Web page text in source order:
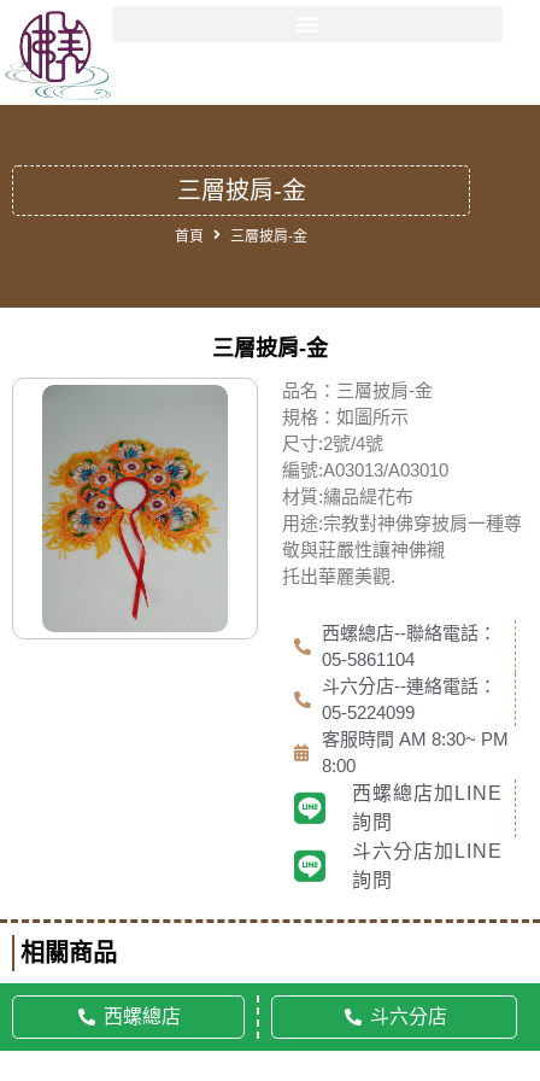
三層披肩-金
首頁 三層披肩-金
三層披肩-金
品名：三層披肩-金
規格：如圖所示
尺寸:2號/4號
編號:A03013/A03010
材質:繡品緹花布
用途:宗教對神佛穿披肩一種尊
敬與莊嚴性讓神佛襯
托出華麗美觀.
西螺總店--聯絡電話：
05-5861104
斗六分店--連絡電話：
05-5224099
客服時間 AM 8:30~ PM
8:00
西螺總店加LINE
詢問
斗六分店加LINE
詢問
相關商品
西螺總店 斗六分店